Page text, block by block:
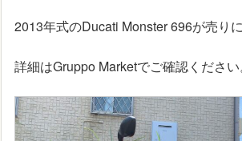
2013年式のDucati Monster 696が売りに
詳細はGruppo Marketでご確認ください